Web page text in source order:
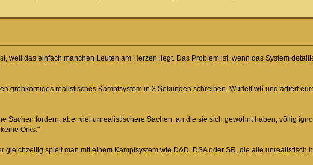
weil das einfach manchen Leuten am Herzen liegt. Das Problem ist, wenn das System
grobkörniges realistisches Kampfsystem in 3 Sekunden schreiben. Würfelt w6 und adiert
Sachen fordern, aber viel unrealistischere Sachen, an die sie sich gewöhnt haben, völlig
Orks."
gleichzeitig spielt man mit einem Kampfsystem wie D&D, DSA oder SR, die alle unrealistisch